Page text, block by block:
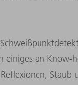
einiges an Know-
Staub
den Prozess